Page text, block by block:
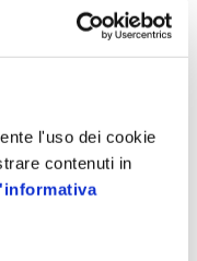
l'uso dei cookie
contenuti in